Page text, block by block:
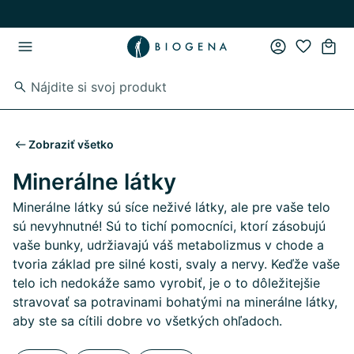
Zobraziť všetko
Minerálne látky
Minerálne látky sú síce neživé látky, ale pre vaše telo
sú nevyhnutné! Sú to tichí pomocníci, ktorí zásobujú
vaše bunky, udržiavajú váš metabolizmus v chode a
tvoria základ pre silné kosti, svaly a nervy. Keďže vaše
telo ich nedokáže samo vyrobiť, je o to dôležitejšie
stravovať sa potravinami bohatými na minerálne látky,
aby ste sa cítili dobre vo všetkých ohľadoch.